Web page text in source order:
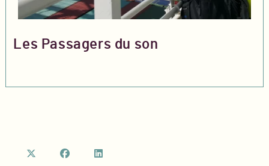
Les Passagers du son